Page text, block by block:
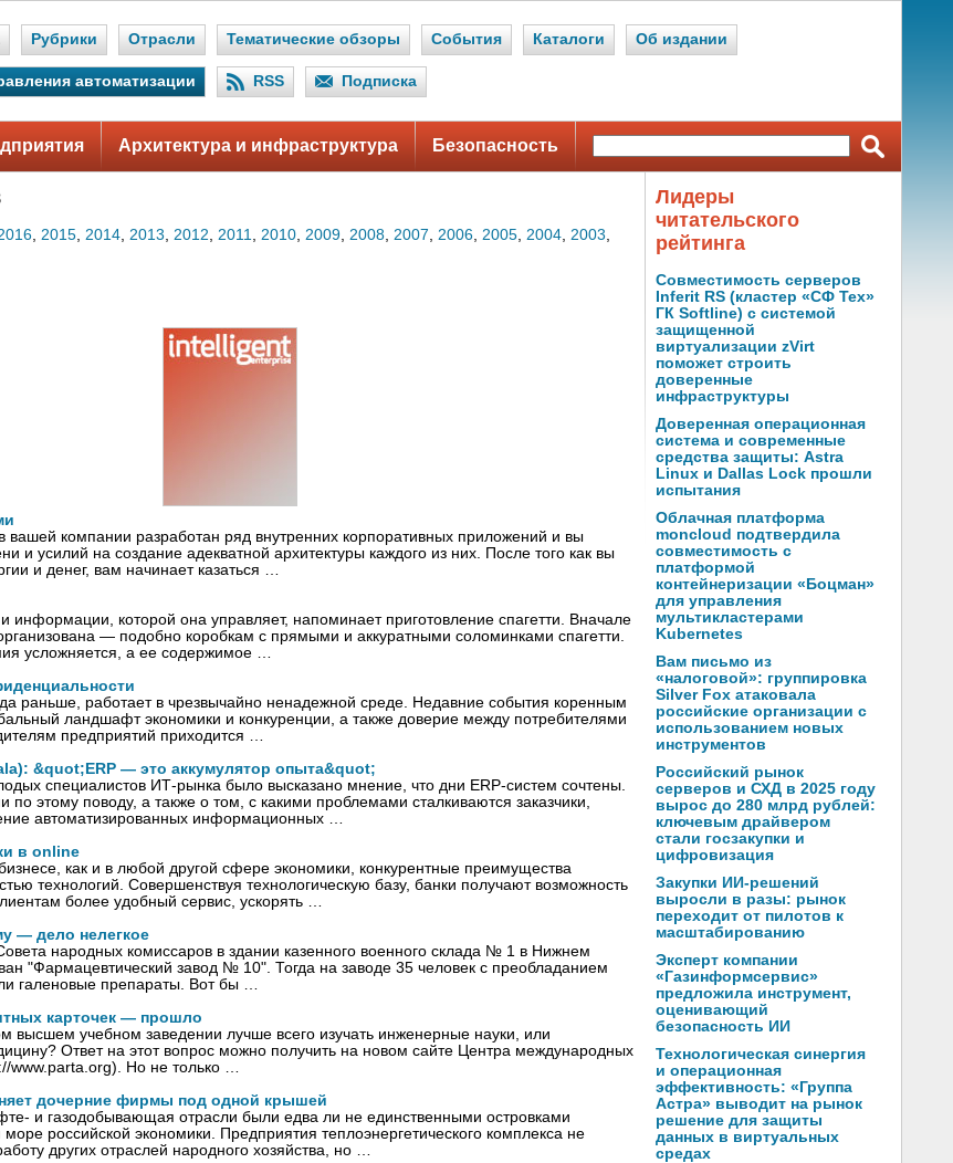
Рубрики Отрасли Тематические обзоры События Каталоги Об издании
автоматизации RSS Подписка
Архитектура и инфраструктура Безопасность
, 2015, 2014, 2013, 2012, 2011, 2010, 2009, 2008, 2007, 2006, 2005, 2004, 2003,
вашей компании разработан ряд внутренних корпоративных приложений и вы
и усилий на создание адекватной архитектуры каждого из них. После того как вы
и денег, вам начинает казаться …
информации, которой она управляет, напоминает приготовление спагетти. Вначале
— подобно коробкам с прямыми и аккуратными соломинками спагетти.
усложняется, а ее содержимое …
раньше, работает в чрезвычайно ненадежной среде. Недавние события коренным
ландшафт экономики и конкуренции, а также доверие между потребителями
предприятий приходится …
&quot;ERP — это аккумулятор опыта&quot;
специалистов ИТ-рынка было высказано мнение, что дни ERP-систем сочтены.
этому поводу, а также о том, с какими проблемами сталкиваются заказчики,
автоматизированных информационных …
в online
как и в любой другой сфере экономики, конкурентные преимущества
технологий. Совершенствуя технологическую базу, банки получают возможность
более удобный сервис, ускорять …
— дело нелегкое
народных комиссаров в здании казенного военного склада № 1 в Нижнем
"Фармацевтический завод № 10". Тогда на заводе 35 человек с преобладанием
галеновые препараты. Вот бы …
карточек — прошло
высшем учебном заведении лучше всего изучать инженерные науки, или
Ответ на этот вопрос можно получить на новом сайте Центра международных
www.parta.org). Но не только …
дочерние фирмы под одной крышей
и газодобывающая отрасли были едва ли не единственными островками
российской экономики. Предприятия теплоэнергетического комплекса не
других отраслей народного хозяйства, но …
Лидеры
читательского
рейтинга
Совместимость серверов
Inferit RS (кластер «СФ Тех»
ГК Softline) с системой
защищенной
виртуализации zVirt
поможет строить
доверенные
инфраструктуры
Доверенная операционная
система и современные
средства защиты: Astra
Linux и Dallas Lock прошли
испытания
Облачная платформа
moncloud подтвердила
совместимость с
платформой
контейнеризации «Боцман»
для управления
мультикластерами
Kubernetes
Вам письмо из
«налоговой»: группировка
Silver Fox атаковала
российские организации с
использованием новых
инструментов
Российский рынок
серверов и СХД в 2025 году
вырос до 280 млрд рублей:
ключевым драйвером
стали госзакупки и
цифровизация
Закупки ИИ-решений
выросли в разы: рынок
переходит от пилотов к
масштабированию
Эксперт компании
«Газинформсервис»
предложила инструмент,
оценивающий
безопасность ИИ
Технологическая синергия
и операционная
эффективность: «Группа
Астра» выводит на рынок
решение для защиты
данных в виртуальных
средах